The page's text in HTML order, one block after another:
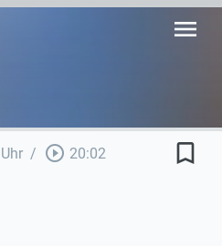
menu
/ play_circle_outline 20:02 bookmark_border